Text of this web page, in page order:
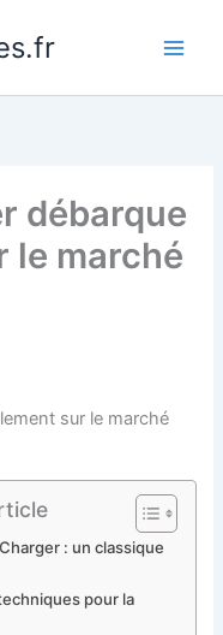
débarque
le marché
sur le marché
: un classique
pour la